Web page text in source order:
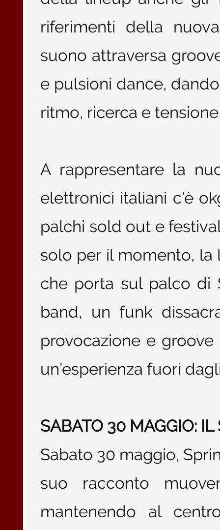
riferimenti della
suono attraversa
e pulsioni dance,
ritmo, ricerca e
A rappresentare la
elettronici italiani c’è
palchi sold out e
solo per il momento, la
che porta sul palco di
band, un funk
provocazione e
un’esperienza fuori
SABATO 30 MAGGIO:
Sabato 30 maggio,
suo racconto
mantenendo al